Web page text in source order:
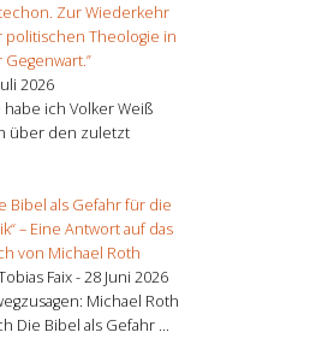
Zur Wiederkehr
politischen Theologie in
Gegenwart.”
2026
ich Volker Weiß
über den zuletzt
Bibel als Gefahr für die
– Eine Antwort auf das
von Michael Roth
Faix -28 Juni 2026
Michael Roth
Die Bibel als Gefahr ...